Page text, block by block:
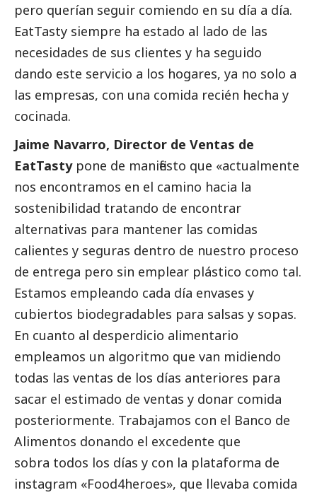
pero querían seguir comiendo en su día a día.
EatTasty siempre ha estado al lado de las
necesidades de sus clientes y ha seguido
dando este servicio a los hogares, ya no solo a
las empresas, con una comida recién hecha y
cocinada.
Jaime Navarro, Director de Ventas de
EatTasty pone de manifiesto que «actualmente
nos encontramos en el camino hacia la
sostenibilidad tratando de encontrar
alternativas para mantener las comidas
calientes y seguras dentro de nuestro proceso
de entrega pero sin emplear plástico como tal.
Estamos empleando cada día envases y
cubiertos biodegradables para salsas y sopas.
En cuanto al desperdicio alimentario
empleamos un algoritmo que van midiendo
todas las ventas de los días anteriores para
sacar el estimado de ventas y donar comida
posteriormente. Trabajamos con el Banco de
Alimentos donando el excedente que
sobra todos los días y con la plataforma de
instagram «Food4heroes», que llevaba comida